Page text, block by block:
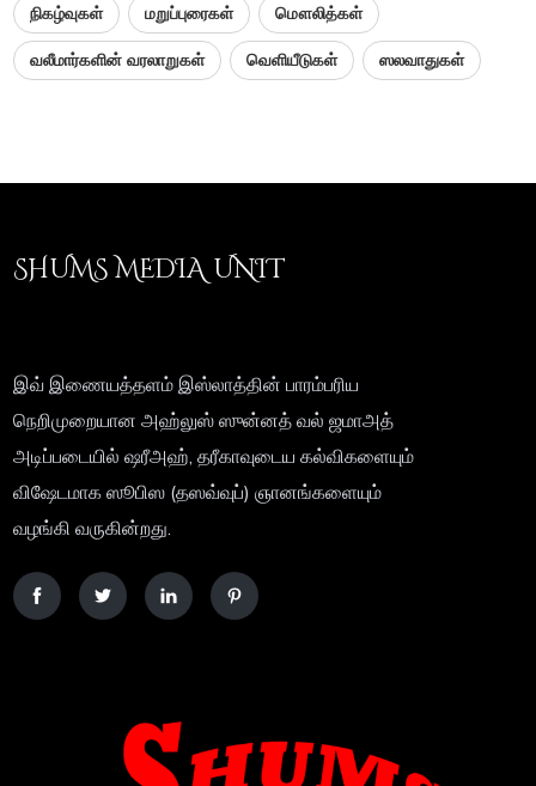
நிகழ்வுகள் மறுப்புரைகள் மௌலித்கள்
வலீமார்களின் வரலாறுகள் வெளியீடுகள் ஸலவாதுகள்
SHUMS MEDIA UNIT
இவ் இணையத்தளம் இஸ்லாத்தின் பாரம்பரிய
நெறிமுறையான அஹ்லுஸ் ஸுன்னத் வல் ஜமாஅத்
அடிப்படையில் ஷரீஅஹ், தரீகாவுடைய கல்விகளையும்
விஷேடமாக ஸூபிஸ (தஸவ்வுப்) ஞானங்களையும்
வழங்கி வருகின்றது.